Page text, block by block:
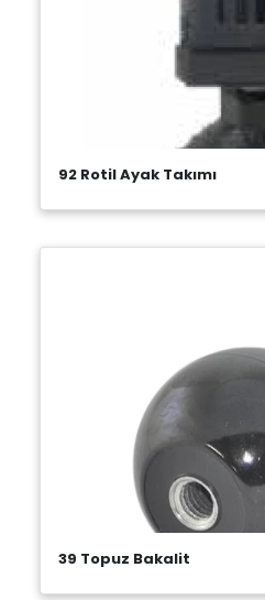
92 Rotil Ayak Takımı
39 Topuz Bakalit